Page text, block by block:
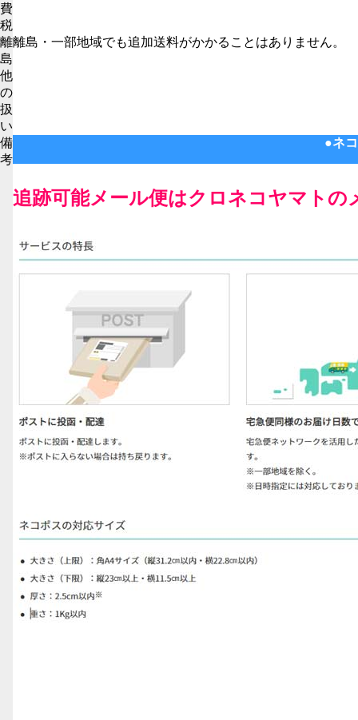
費
税
離
島
他
の
扱
い
離島・一部地域でも追加送料がかかることはありません。
備
考
●ネ
追跡可能メール便はクロネコヤマト